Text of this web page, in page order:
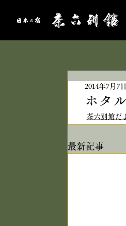
ホタ
2014年7月7日
茶六別館だ
最新記事